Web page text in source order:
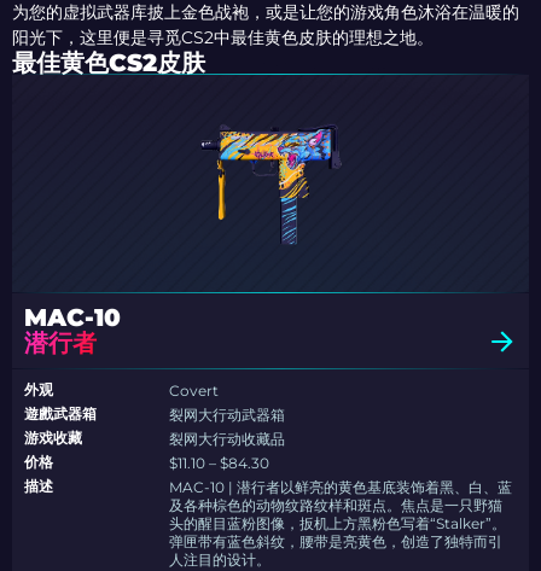
为您的虚拟武器库披上金色战袍，或是让您的游戏角色沐浴在温暖的
阳光下，这里便是寻觅CS2中最佳黄色皮肤的理想之地。
最佳黄色CS2皮肤
MAC-10
潜行者
外观
Covert
遊戲武器箱
裂网大行动武器箱
游戏收藏
裂网大行动收藏品
价格
$11.10 – $84.30
描述
MAC-10 | 潜行者以鲜亮的黄色基底装饰着黑、白、蓝
及各种棕色的动物纹路纹样和斑点。焦点是一只野猫
头的醒目蓝粉图像，扳机上方黑粉色写着“Stalker”。
弹匣带有蓝色斜纹，腰带是亮黄色，创造了独特而引
人注目的设计。